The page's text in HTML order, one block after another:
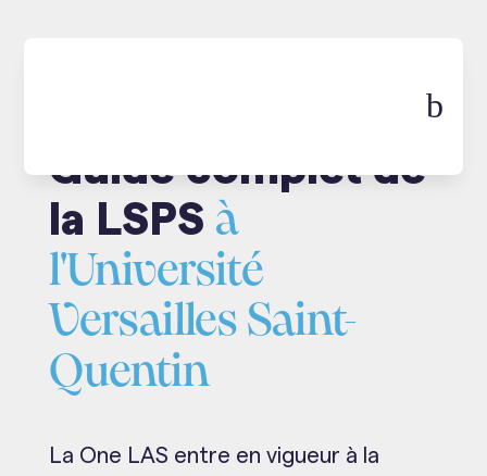
b
Guide complet de
la LSPS à
l'Université
Versailles Saint-
Quentin
La One LAS entre en vigueur à la